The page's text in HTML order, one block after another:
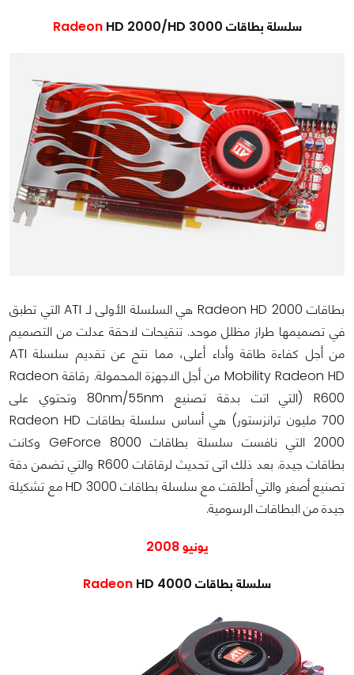
سلسلة بطاقات RadeonHD 2000/HD 3000
بطاقات Radeon HD 2000 هي السلسلة الأولى لـ ATI التي تطبق
في تصميمها طراز مظلل موحد. تنقيحات لاحقة عدلت من التصميم
من أجل كفاءة طاقة وأداء أعلى، مما نتج عن تقديم سلسلة ATI
Mobility Radeon HD من أجل الاجهزة المحمولة. رقاقة Radeon
R600 (التي اتت بدقة تصنيع 80nm/55nm وتحتوي على
700 مليون ترانزستور) هي أساس سلسلة بطاقات Radeon HD
2000 التي نافست سلسلة بطاقات GeForce 8000 وكانت
بطاقات جيدة. بعد ذلك اتى تحديث لرقاقات R600 والتي تضمن دقة
تصنيع أصغر والتي أطلقت مع سلسلة بطاقات HD 3000 مع تشكيلة
جيدة من البطاقات الرسومية.
يونيو 2008
سلسلة بطاقات Radeon HD 4000